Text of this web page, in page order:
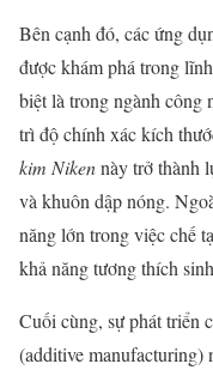
Bên cạnh đó, các ứng
được khám phá trong
biệt là trong ngành công
trì độ chính xác kích
kim Nikennày trở thành
và khuôn dập nóng.
năng lớn trong việc chế
khả năng tương thích
Cuối cùng, sự phát triển
(additive